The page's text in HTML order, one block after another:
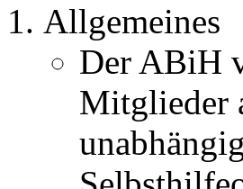
Allgemeines
Der ABiH
Mitglieder